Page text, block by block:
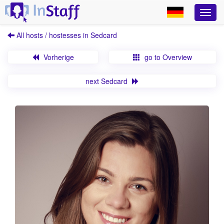
All hosts / hostesses in Sedcard
Vorherige go to Overview
next Sedcard